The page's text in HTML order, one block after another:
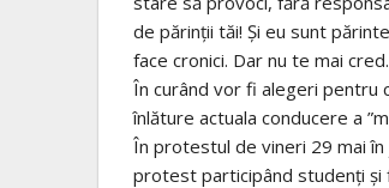
de părinții tăi! Și eu sunt
face cronici. Dar nu te mai
În curând vor fi alegeri pentru
înlăture actuala conducere a
În protestul de vineri 29 mai în
protest participând studenți și